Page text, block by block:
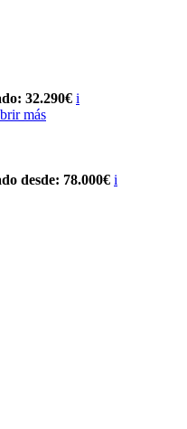
32.290€ i
más
desde: 78.000€ i